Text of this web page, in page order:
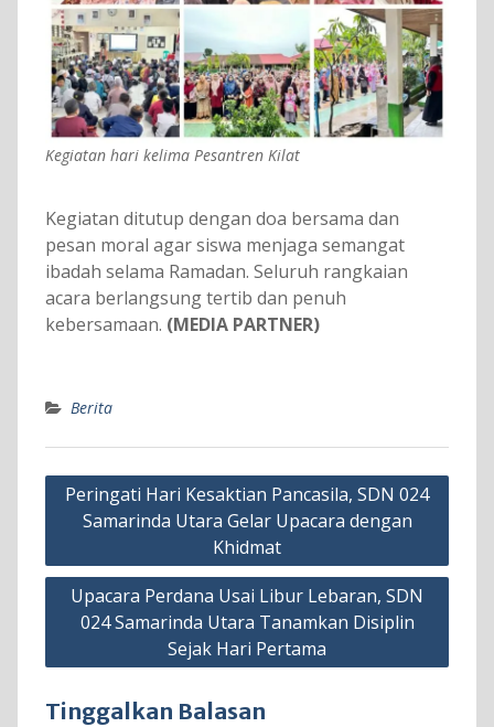
Kegiatan hari kelima Pesantren Kilat
Kegiatan ditutup dengan doa bersama dan
pesan moral agar siswa menjaga semangat
ibadah selama Ramadan. Seluruh rangkaian
acara berlangsung tertib dan penuh
kebersamaan. (MEDIA PARTNER)
Berita
Navigasi
Peringati Hari Kesaktian Pancasila, SDN 024
Samarinda Utara Gelar Upacara dengan
Khidmat
Upacara Perdana Usai Libur Lebaran, SDN
024 Samarinda Utara Tanamkan Disiplin
Sejak Hari Pertama
Tinggalkan Balasan